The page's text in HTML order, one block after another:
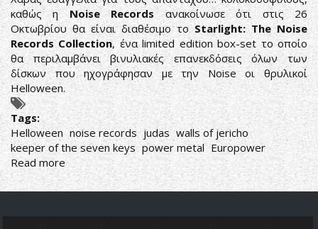
καθώς η Noise Recordsανακοίνωσε ότι στις 26
Οκτωβρίου θα είναι διαθέσιμο τοStarlight: The Noise
Records Collection, ένα limited edition box-set το οποίο
θα περιλαμβάνει βινυλιακές επανεκδόσεις όλων των
δίσκων που ηχογράφησαν με την Noise οι θρυλικοί
Helloween.
Tags:
Helloween noise records judas walls of jericho
keeper of the seven keys power metal Europower
Read more about
HELLOWEEN:
ΕΠΑΝΑΚΥΚΛΟΦΟΡΟΥΝ